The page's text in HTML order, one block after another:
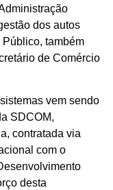
dos autos
também
de Comércio
vem sendo
SDCOM,
contratada via
com o
desta